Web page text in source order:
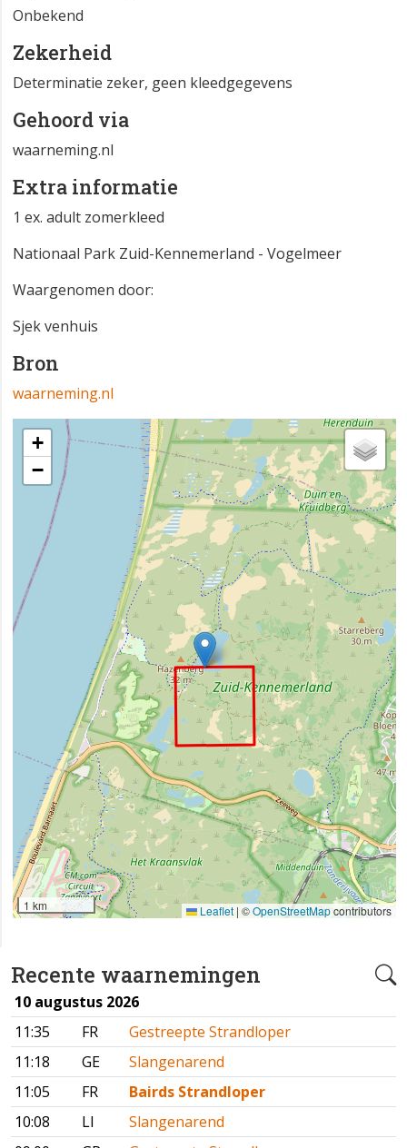
Recente waarnemingen
10 augustus 2026
11:35
FR
Gestreepte Strandloper
11:18
GE
Slangenarend
11:05
FR
Bairds Strandloper
10:08
LI
Slangenarend
Onbekend
Zekerheid
Determinatie zeker, geen kleedgegevens
Gehoord via
waarneming.nl
Extra informatie
1 ex. adult zomerkleed
Nationaal Park Zuid-Kennemerland - Vogelmeer
Waargenomen door:
Sjek venhuis
Bron
waarneming.nl
+
−
1 km Leaflet | ©OpenStreetMapcontributors